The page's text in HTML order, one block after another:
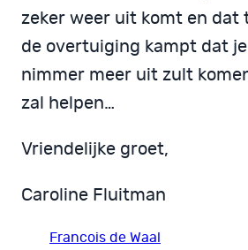
zeker weer uit komt en dat
de overtuiging kampt dat
nimmer meer uit zult
zal helpen…
Vriendelijke groet,
Caroline Fluitman
Francois de Waal